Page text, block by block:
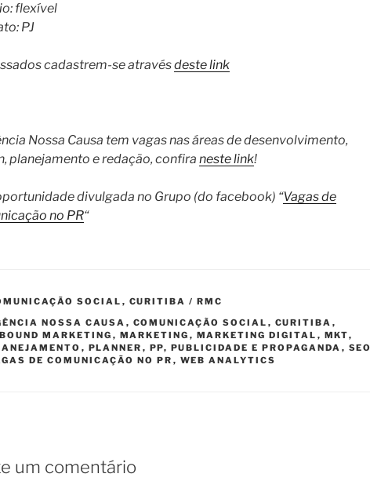
flexível
PJ
cadastrem-se atravésdeste link
Nossa Causa tem vagas nas áreas de desenvolvimento,
planejamento e redação, confira neste link!
divulgada no Grupo (do facebook) “Vagas de
no PR“
SOCIAL , CURITIBA / RMC
NOSSA CAUSA , COMUNICAÇÃO SOCIAL , CURITIBA ,
MARKETING , MARKETING , MARKETING DIGITAL , MKT,
, PLANNER , PP, PUBLICIDADE E PROPAGANDA , SEO
DE COMUNICAÇÃO NO PR , WEB ANALYTICS
um comentário